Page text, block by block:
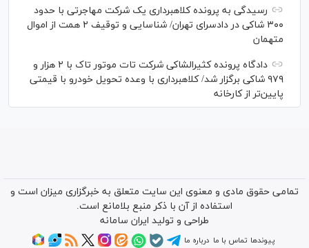
رسیدگی به پرونده کلاهبرداری یک شرکت مهاجرتی با حدود
۳۰۰ شاکی در دادسرای تهران/ شناسایی و توقیف ۲ همت از اموال
متهمان
دادگاه پرونده کثیرالشاکی شرکت تات موتور تاک با ۲ هزار و
۹۷۹ شاکی برگزار شد/ کلاهبرداری با وعده تحویل خودرو با قیمتی
پایین‌تر از کارخانه
تمامی حقوق مادی و معنوی این سایت متعلق به خبرگزاری میزان است و
استفاده از آن با ذکر منبع بلامانع است.
طراحی و تولید ایران سامانه
پیوندها تماس با ما درباره ما